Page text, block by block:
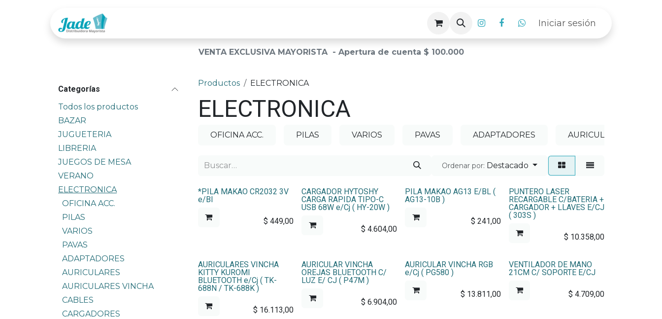
Iniciar sesión
VENTA EXCLUSIVA MAYORISTA - Apertura de cuenta $ 100.000
Categorías
Todos los productos
BAZAR
JUGUETERIA
LIBRERIA
JUEGOS DE MESA
VERANO
ELECTRONICA
OFICINA ACC.
PILAS
VARIOS
PAVAS
ADAPTADORES
AURICULARES
AURICULARES VINCHA
CABLES
CARGADORES
Productos ELECTRONICA
ELECTRONICA
OFICINA ACC. PILAS VARIOS PAVAS ADAPTADORES AURICULARES
Ordenar por: Destacado
*PILA MAKAO CR2032 3V
e/Bl
$449,00
CARGADOR HYTOSHY
CARGA RAPIDA TIPO-C
USB 68W e/Cj ( HY-20W )
$4.604,00
PILA MAKAO AG13 E/BL (
AG13-10B )
$ 241,00
PUNTERO LASER
RECARGABLE C/BATERIA +
CARGADOR + LLAVES E/CJ
( 303S )
$ 10.358,00
AURICULARES VINCHA
KITTY KUROMI
BLUETOOTH e/Cj ( TK-
688N / TK-688K )
$ 16.113,00
AURICULAR VINCHA
OREJAS BLUETOOTH C/
LUZ E/ CJ ( P47M )
$6.904,00
AURICULAR VINCHA RGB
e/Cj ( PG580 )
$ 13.811,00
VENTILADOR DE MANO
21CM C/ SOPORTE E/CJ
$ 4.709,00